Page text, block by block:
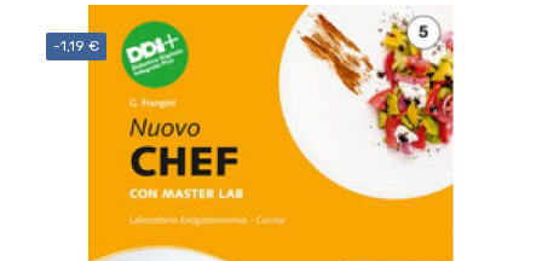
-1,19 €